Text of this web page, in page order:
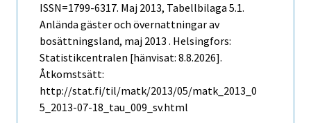
ISSN=1799-6317. Maj 2013, Tabellbilaga 5.1.
Anlända gäster och övernattningar av
bosättningsland, maj 2013 . Helsingfors:
Statistikcentralen [hänvisat: 8.8.2026].
Åtkomstsätt:
http://stat.fi/til/matk/2013/05/matk_2013_0
5_2013-07-18_tau_009_sv.html